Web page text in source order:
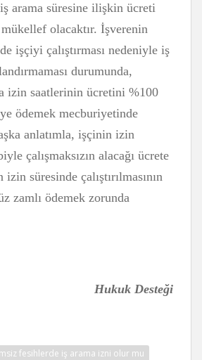
iş arama süresine ilişkin ücreti
olacaktır. İşverenin
işçiyi çalıştırması nedeniyle iş
durumunda,
izin saatlerinin ücretini %100
ödemek mecburiyetinde
anlatımla, işçinin izin
çalışmaksızın alacağı ücrete
süresinde çalıştırılmasının
zamlı ödemek zorunda
Hukuk Desteği
fesihlerde iş arama izni olur mu